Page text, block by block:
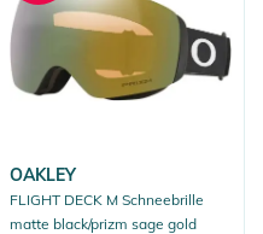
OAKLEY
FLIGHT DECK M Schneebrille
matte black/prizm sage gold